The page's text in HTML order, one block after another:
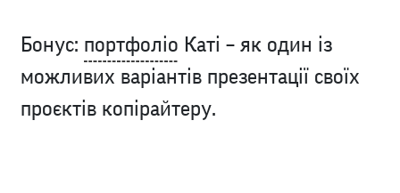
Бонус: портфоліо Каті – як один із
можливих варіантів презентації своїх
проєктів копірайтеру.